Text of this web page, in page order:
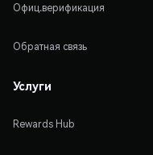
Офиц.верификация
Обратная связь
Услуги
Rewards Hub